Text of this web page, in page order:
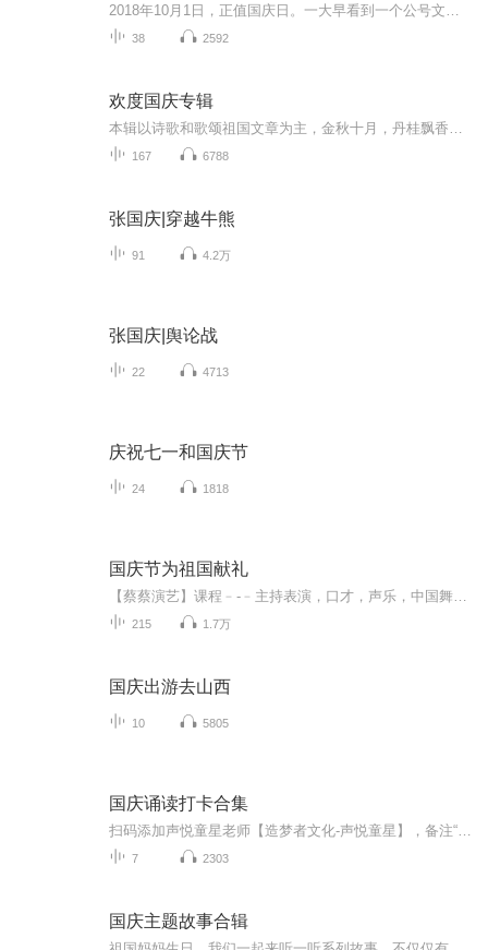
38 2592
欢度国庆专辑
167 6788
张国庆|穿越牛熊
91 4.2万
张国庆|舆论战
22 4713
庆祝七一和国庆节
24 1818
国庆节为祖国献礼
215 1.7万
国庆出游去山西
10 5805
国庆诵读打卡合集
7 2303
国庆主题故事合辑